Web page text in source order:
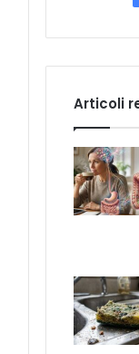
o
e
Articoli